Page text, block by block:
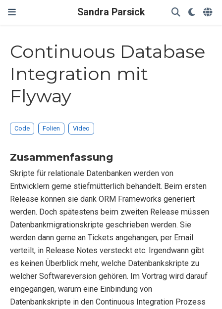
Sandra Parsick
Continuous Database
Integration mit
Flyway
Code Folien Video
Zusammenfassung
Skripte für relationale Datenbanken werden von
Entwicklern gerne stiefmütterlich behandelt. Beim ersten
Release können sie dank ORM Frameworks generiert
werden. Doch spätestens beim zweiten Release müssen
Datenbankmigrationskripte geschrieben werden. Sie
werden dann gerne an Tickets angehangen, per Email
verteilt, in Release Notes versteckt etc. Irgendwann gibt
es keinen Überblick mehr, welche Datenbankskripte zu
welcher Softwareversion gehören. Im Vortrag wird darauf
eingegangen, warum eine Einbindung von
Datenbankskripte in den Continuous Integration Prozess